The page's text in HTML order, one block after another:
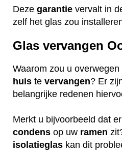
Deze garantie vervalt in
zelf het glas zou
Glas vervangen
Waarom zou u overwegen
huis te vervangen? Er
belangrijke redenen
Merkt u bijvoorbeeld dat
condens op uw ramen
isolatieglas kan dit